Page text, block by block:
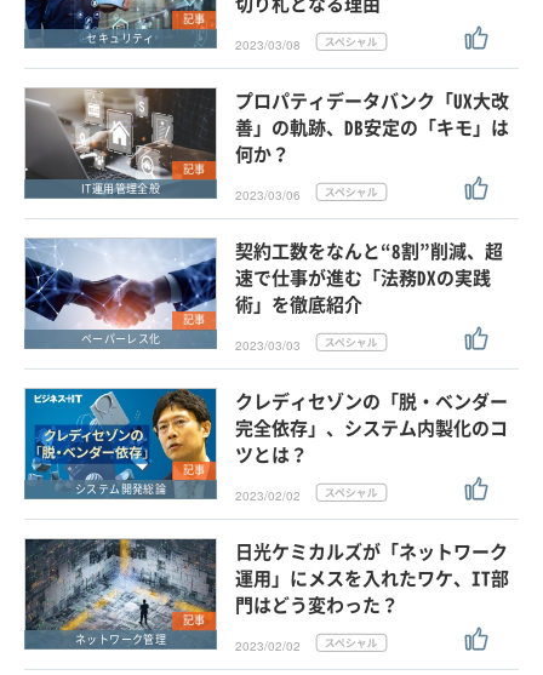
記事
セキュリティ
2023/03/08
記事
IT運用管理全般
プロパティデータバンク「UX大改
善」の軌跡、DB安定の「キモ」は
何か？
2023/03/06
記事
ペーパーレス化
契約工数をなんと“8割”削減、超
速で仕事が進む「法務DXの実践
術」を徹底紹介
2023/03/03
記事
システム開発総論
クレディセゾンの「脱・ベンダー
完全依存」、システム内製化のコ
ツとは？
2023/02/02
記事
ネットワーク管理
日光ケミカルズが「ネットワーク
運用」にメスを入れたワケ、IT部
門はどう変わった？
2023/02/02